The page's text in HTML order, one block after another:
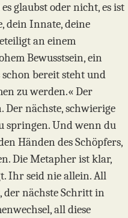
glaubst oder nicht, es ist
dein Innate, deine
an einem
Bewusstsein, ein
schon bereit steht und
zu werden.« Der
Der nächste, schwierige
springen. Und wenn du
Händen des Schöpfers,
Die Metapher ist klar,
Ihr seid nie allein. All
der nächste Schritt in
all diese